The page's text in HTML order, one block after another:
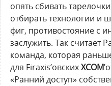
опять сбивать
отбирать технологии и
фиг, противостояние с
заслужить. Так считает
команда, которая
для Firaxis’овскихXCOM
«Ранний доступ»